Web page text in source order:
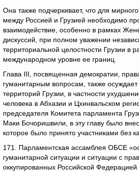
Она также подчеркивает, что для
между Россией и Грузией необходимо
взаимодействие, особенно в рамках
дискуссий, при полном уважении
территориальной целостности Грузии в
международном уровне ее границ.
Глава III, посвященная демократии,
гуманитарным вопросам, также
территорий Грузии, в частности
человека в Абхазии и Цхинвальском
председателя Комитета парламента
Маки Бочоришвили, в эту главу было
которое было принято участниками без
171. Парламентская ассамблея ОБСЕ
гуманитарной ситуации и ситуации с
оккупированных Российской Федерацией